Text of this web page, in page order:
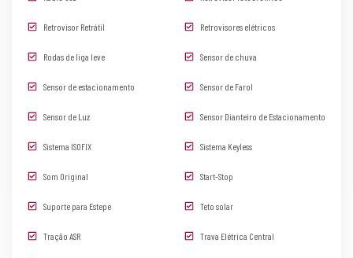
Retrovisor Retrátil Retrovisores elétricos
Rodas de liga leve Sensor de chuva
Sensor de estacionamento Sensor de Farol
Sensor de Luz Sensor Dianteiro de Estacionamento
Sistema ISOFIX Sistema Keyless
Som Original Start-Stop
Suporte para Estepe Teto solar
Tração ASR Trava Elétrica Central